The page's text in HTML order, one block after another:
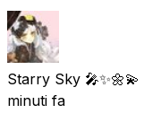
Starry Sky 🎤✨🌼💫
minuti fa